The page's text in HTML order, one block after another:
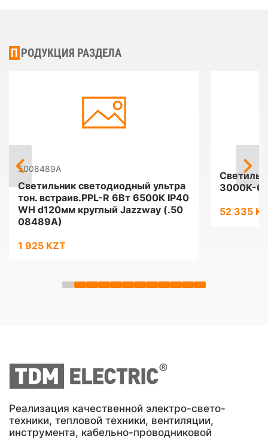
ПРОДУКЦИЯ РАЗДЕЛА
5008489A
Светильник светодиодный ультра
тон. встраив.PPL-R 6Вт 6500К IP40
WH d120мм круглый Jazzway (.50
08489A)
1 925 KZT
3000K-
52 335
Реализация качественной электро-свето-
техники, тепловой техники, вентиляции,
инструмента, кабельно-проводниковой